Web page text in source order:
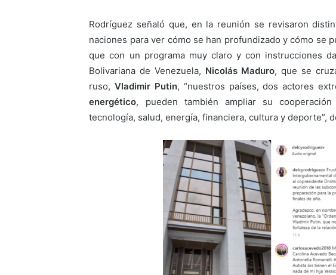
Rodríguez señaló que, en la reunión se revisaron
naciones para ver cómo se han profundizado y cómo se
que con un programa muy claro y con instrucciones
Bolivariana de Venezuela, Nicolás Maduro, que se
ruso,Vladimir Putin, “nuestros países, dos actores
energético, pueden también ampliar su
tecnología, salud, energía, financiera, cultura y deporte”,